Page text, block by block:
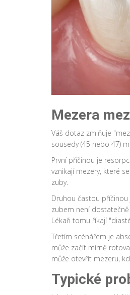
Mezera
Váš dotaz zmiňuje
sousedy (45 nebo 47)
První příčinou je
vznikají mezery, které
zuby.
Druhou častou
zubem není
Lékaři tomu říkají
Třetím scénářem je
může začít mírně
může otevřít mezeru,
Typické